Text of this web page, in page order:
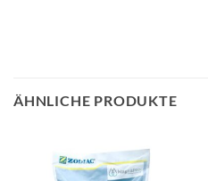
ÄHNLICHE PRODUKTE